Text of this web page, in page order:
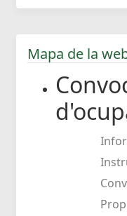
Mapa de la